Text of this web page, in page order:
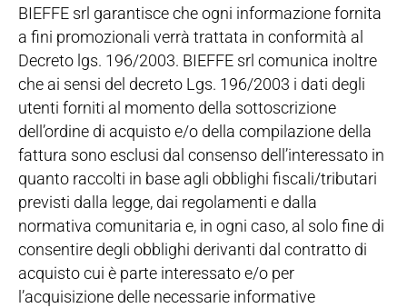
BIEFFE srl garantisce che ogni informazione fornita
a fini promozionali verrà trattata in conformità al
Decreto lgs. 196/2003. BIEFFE srl comunica inoltre
che ai sensi del decreto Lgs. 196/2003 i dati degli
utenti forniti al momento della sottoscrizione
dell’ordine di acquisto e/o della compilazione della
fattura sono esclusi dal consenso dell’interessato in
quanto raccolti in base agli obblighi fiscali/tributari
previsti dalla legge, dai regolamenti e dalla
normativa comunitaria e, in ogni caso, al solo fine di
consentire degli obblighi derivanti dal contratto di
acquisto cui è parte interessato e/o per
l’acquisizione delle necessarie informative